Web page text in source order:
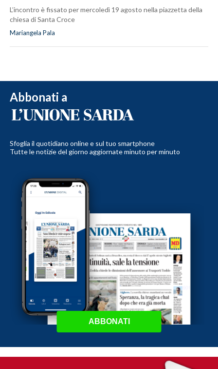
L’incontro è fissato per mercoledì 19 agosto nella piazzetta della
chiesa di Santa Croce
Mariangela Pala
Abbonati a
Sfoglia il quotidiano online e sul tuo smartphone
Tutte le notizie del giorno aggiornate minuto per minuto
ABBONATI